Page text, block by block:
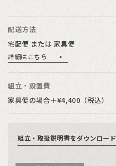
配送方法
宅配便 または 家具便
詳細はこちら
組立・設置費
家具便の場合＋¥4,400（税込）
組立・取扱説明書をダウンロード